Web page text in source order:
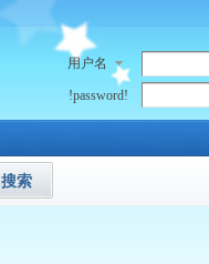
用户名
!password!
搜索